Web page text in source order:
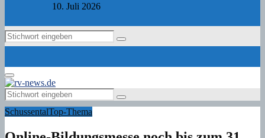
10. Juli 2026
Search
Search
Primary
Menu
Search
for:
Search
SchussentalTop-Thema